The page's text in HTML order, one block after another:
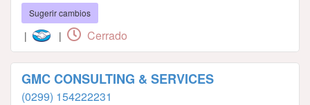
Sugerir cambios
| | Cerrado
GMC CONSULTING & SERVICES
(0299) 154222231